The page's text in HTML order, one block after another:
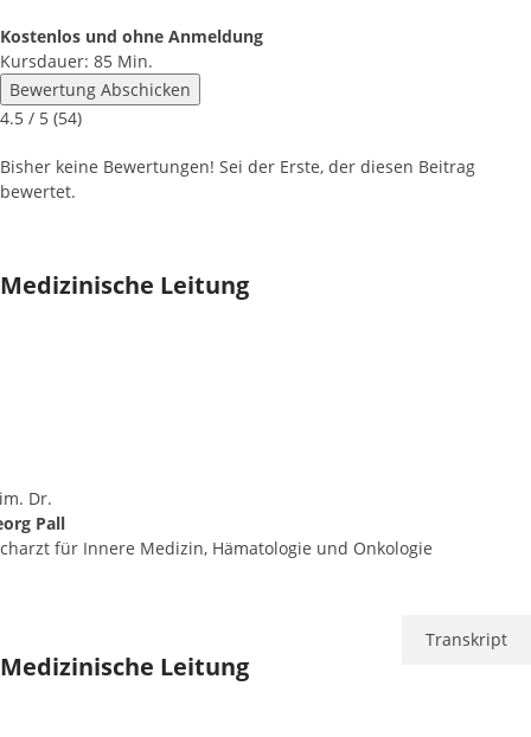
Kostenlos und ohne Anmeldung
Kursdauer: 85 Min.
Bewertung Abschicken
4.5 / 5 (54)
Bisher keine Bewertungen! Sei der Erste, der diesen Beitrag
bewertet.
Medizinische Leitung
Dr.
Pall
für Innere Medizin, Hämatologie und Onkologie
Transkript
Medizinische Leitung